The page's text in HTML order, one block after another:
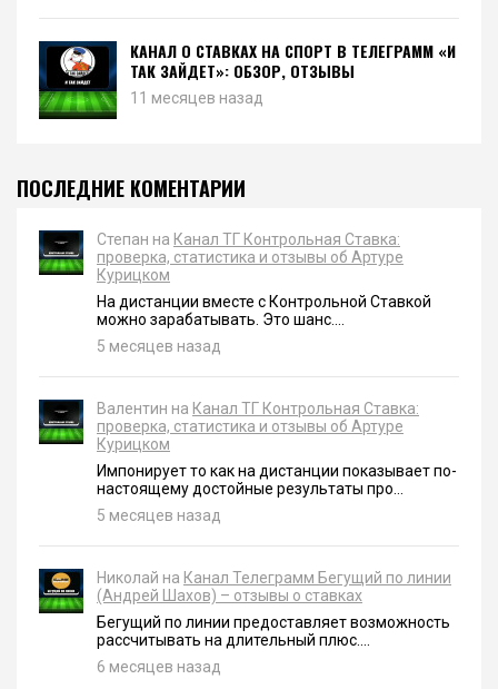
КАНАЛ О СТАВКАХ НА СПОРТ В ТЕЛЕГРАММ «И
ТАК ЗАЙДЕТ»: ОБЗОР, ОТЗЫВЫ
11 месяцев назад
ПОСЛЕДНИЕ КОМЕНТАРИИ
Степан на Канал ТГ Контрольная Ставка:
проверка, статистика и отзывы об Артуре
Курицком
На дистанции вместе с Контрольной Ставкой
можно зарабатывать. Это шанс....
5 месяцев назад
Валентин на Канал ТГ Контрольная Ставка:
проверка, статистика и отзывы об Артуре
Курицком
Импонирует то как на дистанции показывает по-
настоящему достойные результаты про...
5 месяцев назад
Николай на Канал Телеграмм Бегущий по линии
(Андрей Шахов) – отзывы о ставках
Бегущий по линии предоставляет возможность
рассчитывать на длительный плюс....
6 месяцев назад